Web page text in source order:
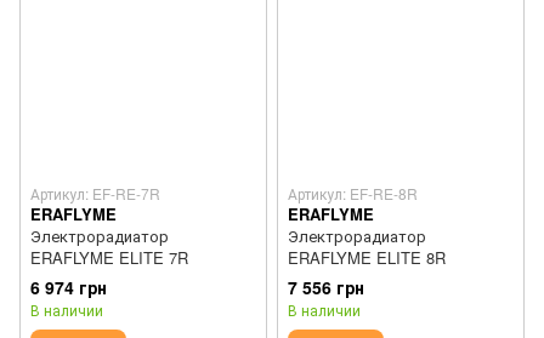
Артикул: EF-RE-7R
ERAFLYME
Электрорадиатор
ERAFLYME ELITE 7R
6 974 грн
В наличии
Артикул: EF-RE-8R
ERAFLYME
Электрорадиатор
ERAFLYME ELITE 8R
7 556 грн
В наличии